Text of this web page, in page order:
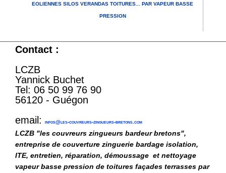
EOLIENNES SILOS VERANDAS TOITURES... PAR VAPEUR BASSE
PRESSION
Contact :
LCZB
Yannick Buchet
Tel: 06 50 99 76 90
56120 - Guégon
email:infos@les-couvreurs-zingueurs-bretons.com
LCZB "les couvreurs zingueurs bardeur bretons",
entreprise de couverture zinguerie bardage isolation,
ITE, entretien, réparation, démoussage et nettoyage
vapeur basse pression de toitures façades terrasses par